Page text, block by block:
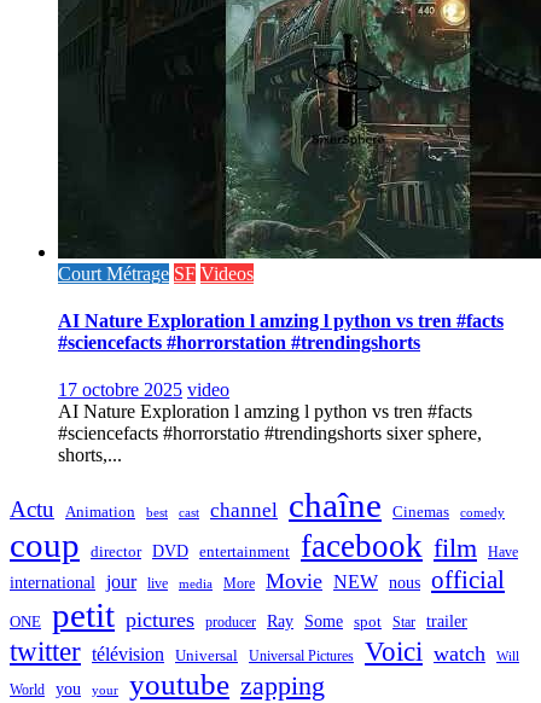
Court Métrage SF Videos
AI Nature Exploration l amzing l python vs tren #facts
#sciencefacts #horrorstation #trendingshorts
17 octobre 2025 video
AI Nature Exploration l amzing l python vs tren #facts
#sciencefacts #horrorstatio #trendingshorts sixer sphere,
shorts,...
Actu Animation best cast channel chaîne Cinemas comedy
coup director DVD entertainment facebook film Have
international jour live media More Movie NEW nous official
ONE petit pictures producer Ray Some spot Star trailer
twitter télévision Universal Universal Pictures Voici watch Will
World you your youtube zapping